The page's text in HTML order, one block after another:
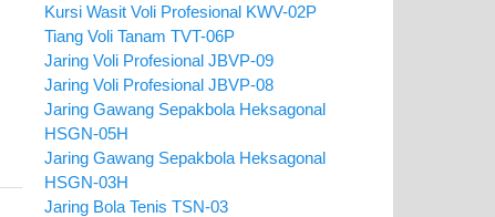
Kursi Wasit Voli Profesional KWV-02P
Tiang Voli Tanam TVT-06P
Jaring Voli Profesional JBVP-09
Jaring Voli Profesional JBVP-08
Jaring Gawang Sepakbola Heksagonal
HSGN-05H
Jaring Gawang Sepakbola Heksagonal
HSGN-03H
Jaring Bola Tenis TSN-03